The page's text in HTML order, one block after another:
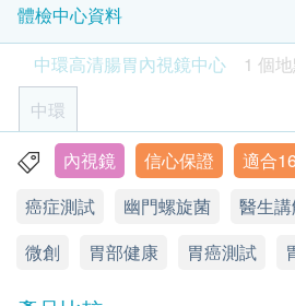
此價目不包括瘜肉切除及活組
檢查後於本中心支付差額。客戶
價目表
*此項交易必須經醫生評估是否適
估後，客戶並不適合進行內視鏡
診症費用HKD500，餘下差額將
高清腸胃內視鏡中心以嶄新科技
鏡服務。我們的內視鏡團隊由經
1-2個工作天辦公時間內，
間及地點 (電話: 2130 3201)。
客戶必須於預約當天出示身份
以確認身份。
本內視鏡檢查只適用於16歲
下人士需由家長或監護人陪同
本內視鏡檢查有效期為2個月
（由確認付款日期起計）接
廢。
訂購一經確認，不設更改已
三者及／或退款。
體檢中心資料
中環高清腸胃內視鏡中心
1 個
中環
香港中環皇后大道中18號新世界大
星期一至星期五：9:00a.m. – 6:00p.m.
內視鏡 信心保證
適合
癌症測試
幽門螺旋菌 醫生
微創
胃部健康 胃癌測試